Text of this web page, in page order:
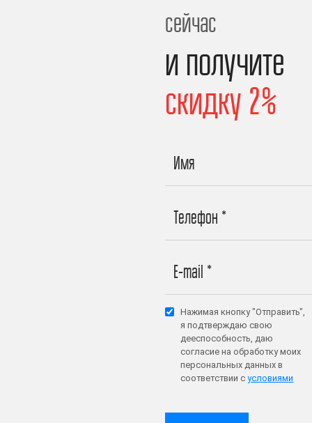
сейчас
и получите
скидку 2%
Нажимая кнопку "Отправить",
я подтверждаю свою
дееспособность, даю
согласие на обработку моих
персональных данных в
соответствии сусловиями